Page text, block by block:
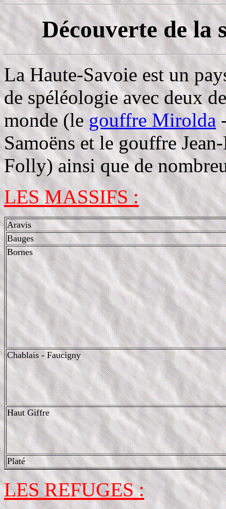
Découverte de la
La Haute-Savoie est un
de spéléologie avec deux
monde (legouffre Mirolda
Samoëns et le gouffre
Folly) ainsi que de
LES MASSIFS :
Aravis
Bauges
Bornes
Chablais - Faucigny
Haut Giffre
Platé
LES REFUGES :